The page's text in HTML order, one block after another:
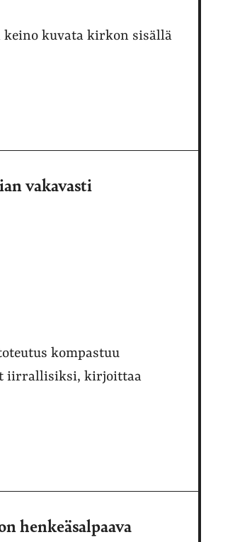
kuvata kirkon sisällä
vakavasti
kompastuu
iirrallisiksi, kirjoittaa
henkeäsalpaava